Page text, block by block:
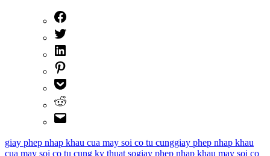
giay phep nhap khau cua may soi co tu cunggiay phep nhap khau
cua may soi co tu cung ky thuat sogiay phep nhap khau may soi co